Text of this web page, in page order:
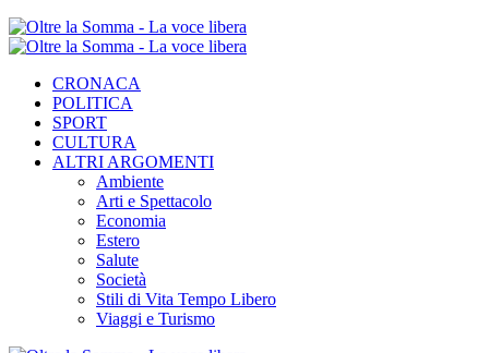
CRONACA
POLITICA
SPORT
CULTURA
ALTRI ARGOMENTI
Ambiente
Arti e Spettacolo
Economia
Estero
Salute
Società
Stili di Vita Tempo Libero
Viaggi e Turismo